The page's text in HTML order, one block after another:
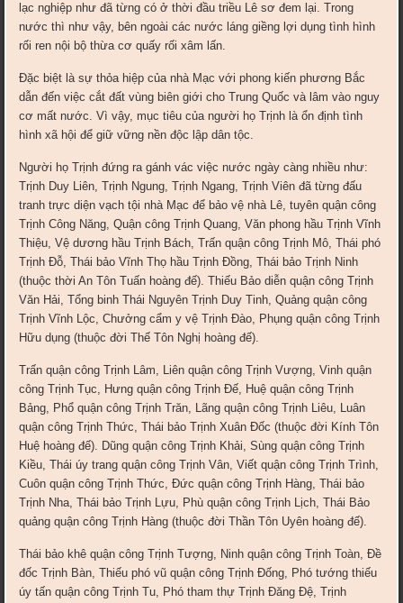
lạc nghiệp như đã từng có ở thời đầu triều Lê sơ đem lại. Trong
nước thì như vậy, bên ngoài các nước láng giềng lợi dụng tình hình
rối ren nội bộ thừa cơ quấy rối xâm lấn.
Đặc biệt là sự thỏa hiệp của nhà Mạc với phong kiến phương Bắc
dẫn đến việc cắt đất vùng biên giới cho Trung Quốc và lâm vào nguy
cơ mất nước. Vì vậy, mục tiêu của người họ Trịnh là ổn định tình
hình xã hội để giữ vững nền độc lập dân tộc.
Người họ Trịnh đứng ra gánh vác việc nước ngày càng nhiều như:
Trịnh Duy Liên, Trịnh Ngung, Trịnh Ngang, Trịnh Viên đã từng đấu
tranh trực diện vạch tội nhà Mạc để bảo vệ nhà Lê, tuyên quận công
Trịnh Công Năng, Quận công Trịnh Quang, Văn phong hầu Trịnh Vĩnh
Thiệu, Vệ dương hầu Trịnh Bách, Trấn quận công Trịnh Mô, Thái phó
Trịnh Đỗ, Thái bảo Vĩnh Thọ hầu Trịnh Đồng, Thái bảo Trịnh Ninh
(thuộc thời An Tôn Tuấn hoàng đế). Thiếu Bảo diễn quận công Trịnh
Văn Hải, Tổng binh Thái Nguyên Trịnh Duy Tinh, Quảng quận công
Trịnh Vĩnh Lộc, Chưởng cẩm y vệ Trịnh Đào, Phụng quận công Trịnh
Hữu dụng (thuộc đời Thế Tôn Nghị hoàng đế).
Trấn quận công Trịnh Lâm, Liên quận công Trịnh Vượng, Vinh quận
công Trịnh Tục, Hưng quận công Trịnh Đế, Huệ quận công Trịnh
Bảng, Phổ quận công Trịnh Trăn, Lãng quận công Trịnh Liêu, Luân
quận công Trịnh Thức, Thái bảo Trịnh Xuân Đốc (thuộc đời Kính Tôn
Huệ hoàng đế). Dũng quận công Trịnh Khải, Sùng quận công Trịnh
Kiều, Thái úy trang quận công Trịnh Vân, Viết quận công Trịnh Trình,
Cuôn quận công Trịnh Thức, Đức quận công Trịnh Hàng, Thái bảo
Trịnh Nha, Thái bảo Trịnh Lựu, Phù quận công Trịnh Lịch, Thái Bảo
quảng quận công Trịnh Hàng (thuộc đời Thần Tôn Uyên hoàng đế).
Thái bảo khê quận công Trịnh Tượng, Ninh quận công Trịnh Toàn, Đề
đốc Trịnh Bàn, Thiếu phó vũ quận công Trịnh Đống, Phó tướng thiếu
úy tấn quận công Trịnh Tu, Phó tham thự Trịnh Đăng Đệ, Trịnh